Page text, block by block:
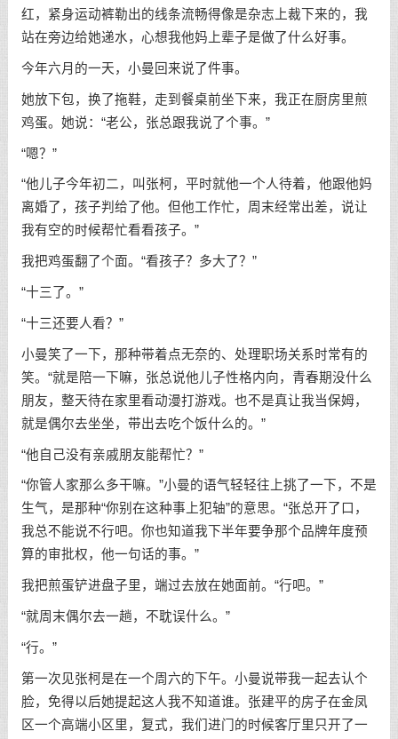
红，紧身运动裤勒出的线条流畅得像是杂志上裁下来的，我
站在旁边给她递水，心想我他妈上辈子是做了什么好事。
今年六月的一天，小曼回来说了件事。
她放下包，换了拖鞋，走到餐桌前坐下来，我正在厨房里煎
鸡蛋。她说：“老公，张总跟我说了个事。”
“嗯？”
“他儿子今年初二，叫张柯，平时就他一个人待着，他跟他妈
离婚了，孩子判给了他。但他工作忙，周末经常出差，说让
我有空的时候帮忙看看孩子。”
我把鸡蛋翻了个面。“看孩子？多大了？”
“十三了。”
“十三还要人看？”
小曼笑了一下，那种带着点无奈的、处理职场关系时常有的
笑。“就是陪一下嘛，张总说他儿子性格内向，青春期没什么
朋友，整天待在家里看动漫打游戏。也不是真让我当保姆，
就是偶尔去坐坐，带出去吃个饭什么的。”
“他自己没有亲戚朋友能帮忙？”
“你管人家那么多干嘛。”小曼的语气轻轻往上挑了一下，不是
生气，是那种“你别在这种事上犯轴”的意思。“张总开了口，
我总不能说不行吧。你也知道我下半年要争那个品牌年度预
算的审批权，他一句话的事。”
我把煎蛋铲进盘子里，端过去放在她面前。“行吧。”
“就周末偶尔去一趟，不耽误什么。”
“行。”
第一次见张柯是在一个周六的下午。小曼说带我一起去认个
脸，免得以后她提起这人我不知道谁。张建平的房子在金凤
区一个高端小区里，复式，我们进门的时候客厅里只开了一